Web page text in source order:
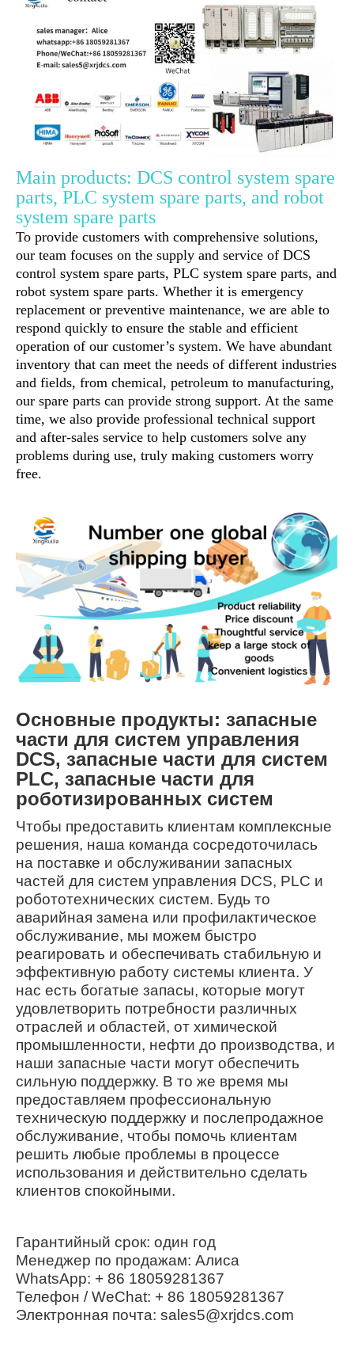
Main products: DCS control system spare
parts, PLC system spare parts, and robot
system spare parts
To provide customers with comprehensive solutions,
our team focuses on the supply and service of DCS
control system spare parts, PLC system spare parts, and
robot system spare parts. Whether it is emergency
replacement or preventive maintenance, we are able to
respond quickly to ensure the stable and efficient
operation of our customer’s system. We have abundant
inventory that can meet the needs of different industries
and fields, from chemical, petroleum to manufacturing,
our spare parts can provide strong support. At the same
time, we also provide professional technical support
and after-sales service to help customers solve any
problems during use, truly making customers worry
free.
Основные продукты: запасные
части для систем управления
DCS, запасные части для систем
PLC, запасные части для
роботизированных систем
Чтобы предоставить клиентам комплексные
решения, наша команда сосредоточилась
на поставке и обслуживании запасных
частей для систем управления DCS, PLC и
робототехнических систем. Будь то
аварийная замена или профилактическое
обслуживание, мы можем быстро
реагировать и обеспечивать стабильную и
эффективную работу системы клиента. У
нас есть богатые запасы, которые могут
удовлетворить потребности различных
отраслей и областей, от химической
промышленности, нефти до производства, и
наши запасные части могут обеспечить
сильную поддержку. В то же время мы
предоставляем профессиональную
техническую поддержку и послепродажное
обслуживание, чтобы помочь клиентам
решить любые проблемы в процессе
использования и действительно сделать
клиентов спокойными.
Гарантийный срок: один год
Менеджер по продажам: Алиса
WhatsApp: + 86 18059281367
Телефон / WeChat: + 86 18059281367
Электронная почта: sales5@xrjdcs.com